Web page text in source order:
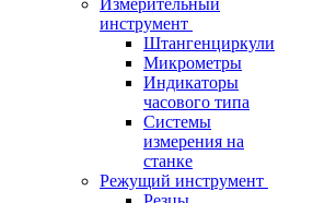
Измерительный
инструмент
Штангенциркули
Микрометры
Индикаторы
часового типа
Системы
измерения на
станке
Режущий инструмент